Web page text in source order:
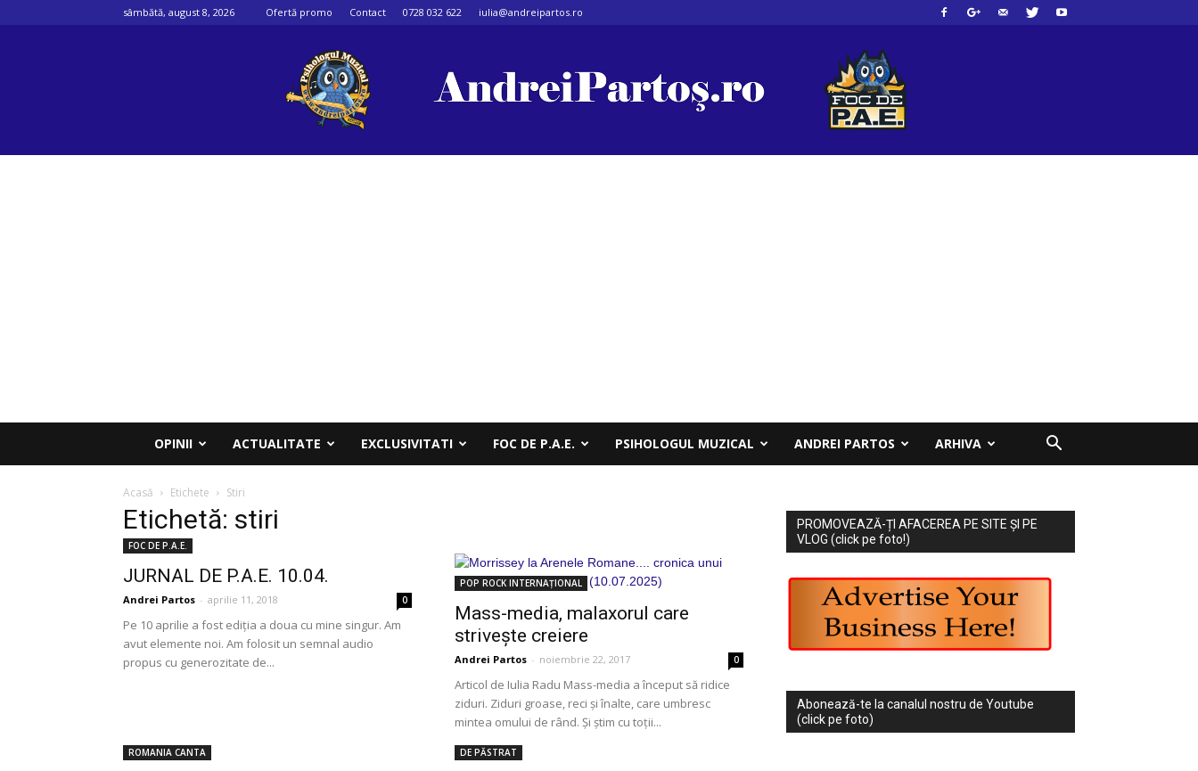
sâmbătă, august 8, 2026 Ofertă promo Contact 0728 032 622 iulia@andreipartos.ro
OPINII ACTUALITATE EXCLUSIVITATI FOC DE P.A.E. PSIHOLOGUL MUZICAL ANDREI PARTOS ARHIVA
Acasă Etichete Stiri
Etichetă: stiri
FOC DE P.A.E.
JURNAL DE P.A.E. 10.04.
Andrei Partos - aprilie 11, 2018 0
Pe 10 aprilie a fost ediția a doua cu mine singur. Am
avut elemente noi. Am folosit un semnal audio
propus cu generozitate de...
POP ROCK INTERNAȚIONAL
Mass-media, malaxorul care
strivește creiere
Andrei Partos - noiembrie 22, 2017 0
Articol de Iulia Radu Mass-media a început să ridice
ziduri. Ziduri groase, reci și înalte, care umbresc
mintea omului de rând. Și știm cu toții...
ROMANIA CANTA DE PĂSTRAT
PROMOVEAZĂ-ȚI AFACEREA PE SITE ȘI PE
VLOG (click pe foto!)
Abonează-te la canalul nostru de Youtube
(click pe foto)